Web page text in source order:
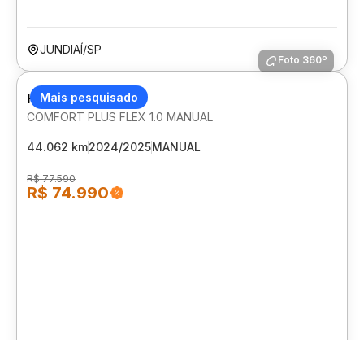
JUNDIAÍ/SP
Mais pesquisado
Foto 360º
HYUNDAI HB20
COMFORT PLUS FLEX 1.0 MANUAL
44.062 km2024/2025MANUAL
R$ 77.590
R$ 74.990